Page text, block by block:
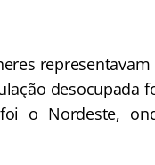
desocupada
o Nordeste,